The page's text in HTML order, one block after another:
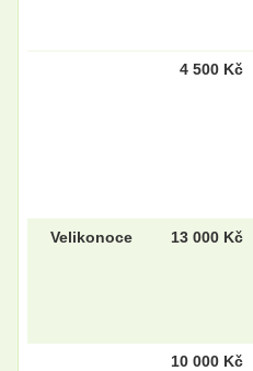
4 500 Kč
Velikonoce 13 000 Kč
10 000 Kč